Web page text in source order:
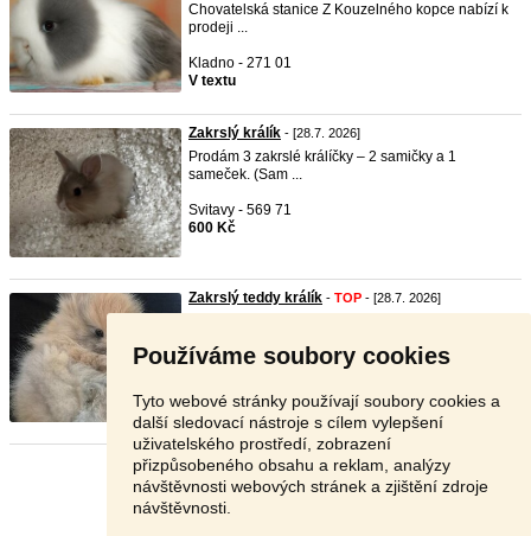
Používáme soubory cookies
Tyto webové stránky používají soubory cookies a
další sledovací nástroje s cílem vylepšení
uživatelského prostředí, zobrazení
přizpůsobeného obsahu a reklam, analýzy
návštěvnosti webových stránek a zjištění zdroje
návštěvnosti.
Chovatelská stanice Z Kouzelného kopce nabízí k
prodeji ...
Kladno - 271 01
V textu
Zakrslý králík - [28.7. 2026]
Prodám 3 zakrslé králíčky – 2 samičky a 1
sameček. (Sam ...
Svitavy - 569 71
600 Kč
Zakrslý teddy králík - TOP - [28.7. 2026]
3 000 Kč
Stránka: 1 2 3 Další